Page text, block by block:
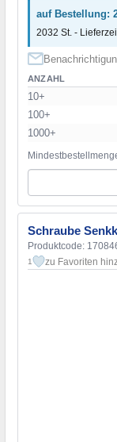
auf Bestellung:
2032 St. -
ANZAHL
10+
100+
1000+
Schraube
Produktcode:
1 zu Favoriten